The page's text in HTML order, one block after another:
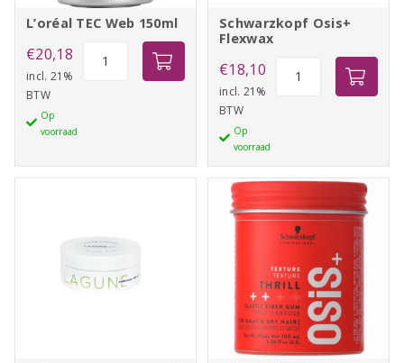
L’oréal TEC Web 150ml
€20,18
incl. 21%
BTW
Op
voorraad
Schwarzkopf Osis+
Flexwax
€18,10
incl. 21%
BTW
Op
voorraad
Schwarzkopf